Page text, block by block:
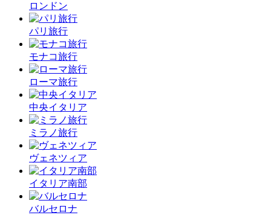
ロンドン
パリ旅行
モナコ旅行
ローマ旅行
中央イタリア
ミラノ旅行
ヴェネツィア
イタリア南部
バルセロナ